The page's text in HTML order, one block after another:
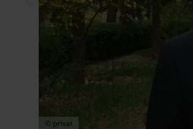
© privat